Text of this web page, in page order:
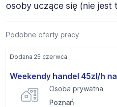
osoby uczące się (nie jest
Podobne oferty pracy
Weekendy handel 45zl/h
Osoba prywatna
Poznań
Dodana 25 czerwca